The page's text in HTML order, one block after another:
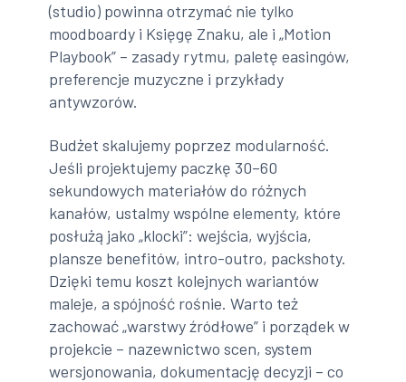
(studio) powinna otrzymać nie tylko
moodboardy i Księgę Znaku, ale i „Motion
Playbook” – zasady rytmu, paletę easingów,
preferencje muzyczne i przykłady
antywzorów.
Budżet skalujemy poprzez modularność.
Jeśli projektujemy paczkę 30–60
sekundowych materiałów do różnych
kanałów, ustalmy wspólne elementy, które
posłużą jako „klocki”: wejścia, wyjścia,
plansze benefitów, intro-outro, packshoty.
Dzięki temu koszt kolejnych wariantów
maleje, a spójność rośnie. Warto też
zachować „warstwy źródłowe” i porządek w
projekcie – nazewnictwo scen, system
wersjonowania, dokumentację decyzji – co